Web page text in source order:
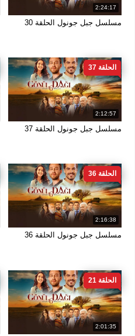
2:24:17
مسلسل جبل جونول الحلقة 30
2:12:57
الحلقة 37
مسلسل جبل جونول الحلقة 37
2:16:38
الحلقة 36
مسلسل جبل جونول الحلقة 36
2:01:35
الحلقة 21